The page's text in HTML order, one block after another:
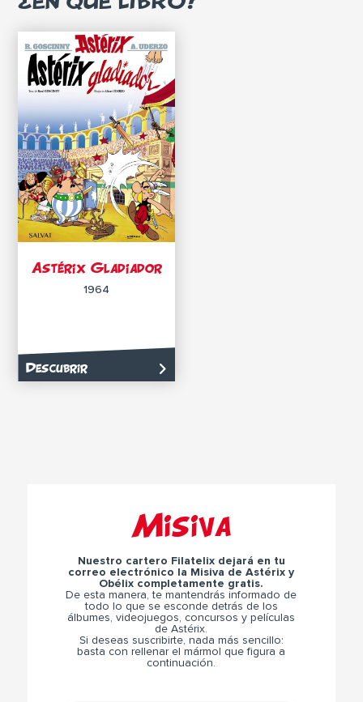
Astérix Gladiador
1964
Descubrir
Misiva
Nuestro cartero Filatelix dejará en tu
correo electrónico la Misiva de Astérix y
Obélix completamente gratis.
De esta manera, te mantendrás informado de
todo lo que se esconde detrás de los
álbumes, videojuegos, concursos y películas
de Astérix.
Si deseas suscribirte, nada más sencillo:
basta con rellenar el mármol que figura a
continuación.